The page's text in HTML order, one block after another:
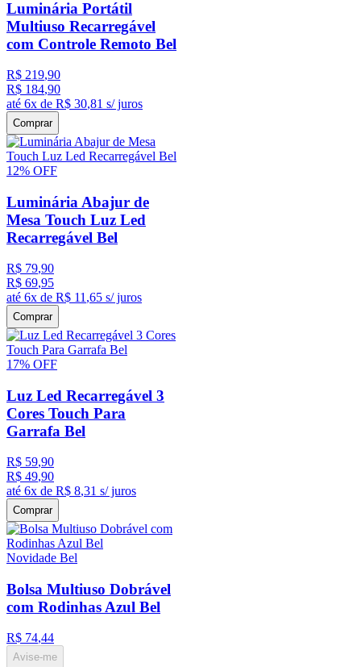
Luminária Portátil
Multiuso Recarregável
com Controle Remoto Bel
R$ 219,90
R$ 184,90
até 6x de R$ 30,81 s/ juros
Comprar
12% OFF
Luminária Abajur de
Mesa Touch Luz Led
Recarregável Bel
R$ 79,90
R$ 69,95
até 6x de R$ 11 ,65 s/ juros
Comprar
17% OFF
Luz Led Recarregável 3
Cores Touch Para
Garrafa Bel
R$ 59,90
R$ 49,90
até 6x de R$ 8,31 s/ juros
Comprar
Novidade Bel
Bolsa Multiuso Dobrável
com Rodinhas Azul Bel
R$ 74,44
Avise-me